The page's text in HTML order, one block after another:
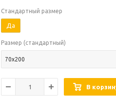
Стандартный размер
Да
Размер (стандартный)
70х200
В